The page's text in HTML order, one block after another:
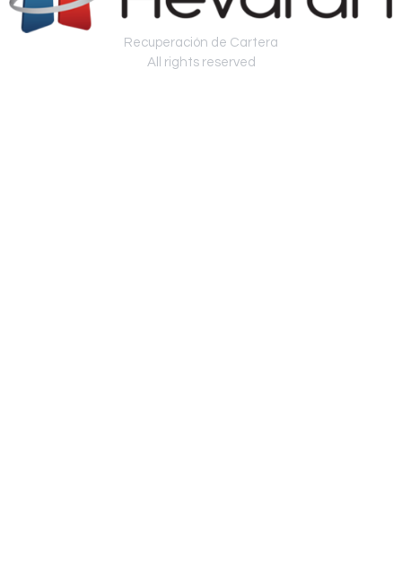
Recuperación de Cartera
All rights reserved